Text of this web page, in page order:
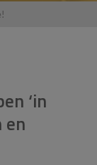
‘in
en